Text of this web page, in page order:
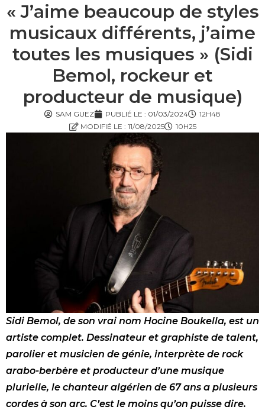
« J’aime beaucoup de styles
musicaux différents, j’aime
toutes les musiques » (Sidi
Bemol, rockeur et
producteur de musique)
SAM GUEZ PUBLIÉ LE : 01/03/2024
12H48
MODIFIÉ LE : 11/08/2025
10H25
Sidi Bemol, de son vrai nom Hocine Boukella, est un
artiste complet. Dessinateur et graphiste de talent,
parolier et musicien de génie, interprète de rock
arabo-berbère et producteur d’une musique
plurielle, le chanteur algérien de 67 ans a plusieurs
cordes à son arc. C’est le moins qu’on puisse dire.